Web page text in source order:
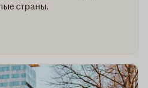
страны.